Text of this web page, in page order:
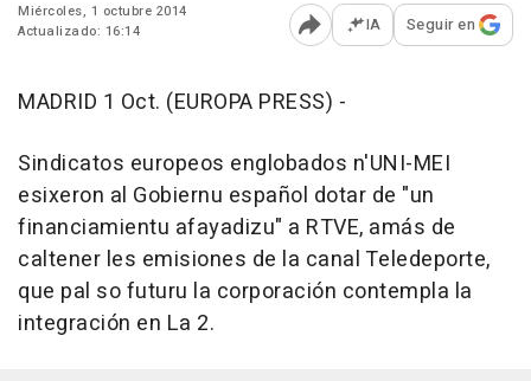
Miércoles, 1 octubre 2014
Actualizado: 16:14
Abrir opciones para
IA Seguir en
MADRID 1 Oct. (EUROPA PRESS) -
Sindicatos europeos englobados n'UNI-MEI
esixeron al Gobiernu español dotar de "un
financiamientu afayadizu" a RTVE, amás de
caltener les emisiones de la canal Teledeporte,
que pal so futuru la corporación contempla la
integración en La 2.